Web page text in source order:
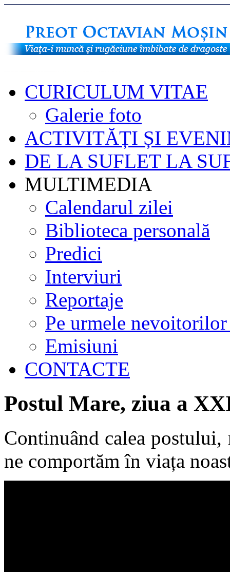
CURICULUM VITAE
Galerie foto
ACTIVITĂȚI ȘI
DE LA SUFLET LA
MULTIMEDIA
Calendarul zilei
Biblioteca personală
Predici
Interviuri
Reportaje
Pe urmele nevoitorilor
Emisiuni
CONTACTE
Postul Mare, ziua a
Continuând calea
ne comportăm în viața